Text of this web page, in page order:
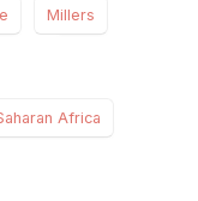
Millers
Africa